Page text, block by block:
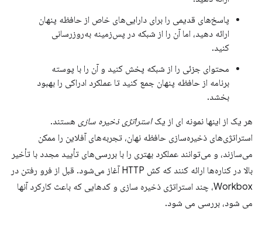
پاسخ‌های قدیمی را برای دارایی‌های خاص از حافظه پنهان
ارائه دهید، اما آن را از شبکه در پس‌زمینه به‌روزرسانی
کنید.
محتوای جزئی را از شبکه پخش کنید و آن را با پوسته
برنامه از حافظه پنهان جمع کنید تا عملکرد ادراکی را بهبود
بخشد.
هر یک از اینها نمونه ای از یکاستراتژی ذخیره سازی هستند.
استراتژی‌های ذخیره‌سازی حافظه نهان، تجربه‌های آفلاین را ممکن
می‌سازند، و می‌توانند عملکرد بهتری را با بررسی‌های تأیید مجدد با تأخیر
بالا در کناره‌ها ارائه کنند که کش HTTP آغاز می‌شود. قبل از فرو رفتن در
Workbox، چند استراتژی ذخیره سازی و کدهایی که باعث کارکرد آنها
می شود، بررسی می شود.